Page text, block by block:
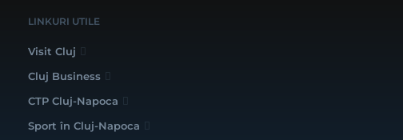
LINKURI UTILE
Visit Cluj
Cluj Business
CTP Cluj-Napoca
Sport în Cluj-Napoca